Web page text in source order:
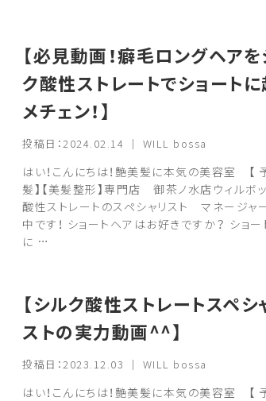
【必見動画！癖毛ロングヘア
ク酸性ストレートでショート
メチェン！】
投稿日：2024.02.14 ｜ WILL bossa
はい！こんにちは！艶美髪に本気の美容室 【
髪】【美髪整形】専門店 御茶ノ水店ウィルボ
酸性ストレートのスペシャリスト マネージャ
中です！ ショートヘアはお好きですか？ ショー
に …
【シルク酸性ストレートスペシ
ストの実力動画^^】
投稿日：2023.12.03 ｜ WILL bossa
はい！こんにちは！艶美髪に本気の美容室 【